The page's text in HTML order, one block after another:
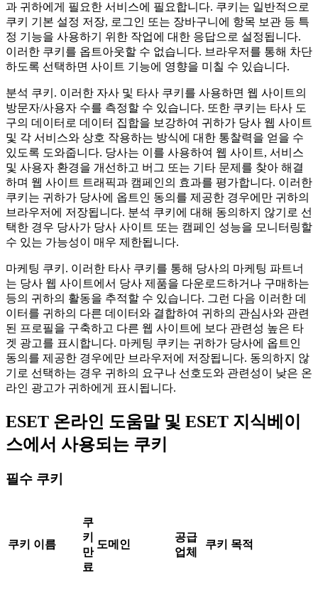
과 귀하에게 필요한 서비스에 필요합니다. 쿠키는 일반적으로
쿠키 기본 설정 저장, 로그인 또는 장바구니에 항목 보관 등 특
정 기능을 사용하기 위한 작업에 대한 응답으로 설정됩니다.
이러한 쿠키를 옵트아웃할 수 없습니다. 브라우저를 통해 차단
하도록 선택하면 사이트 기능에 영향을 미칠 수 있습니다.
분석 쿠키. 이러한 자사 및 타사 쿠키를 사용하면 웹 사이트의
방문자/사용자 수를 측정할 수 있습니다. 또한 쿠키는 타사 도
구의 데이터로 데이터 집합을 보강하여 귀하가 당사 웹 사이트
및 각 서비스와 상호 작용하는 방식에 대한 통찰력을 얻을 수
있도록 도와줍니다. 당사는 이를 사용하여 웹 사이트, 서비스
및 사용자 환경을 개선하고 버그 또는 기타 문제를 찾아 해결
하며 웹 사이트 트래픽과 캠페인의 효과를 평가합니다. 이러한
쿠키는 귀하가 당사에 옵트인 동의를 제공한 경우에만 귀하의
브라우저에 저장됩니다. 분석 쿠키에 대해 동의하지 않기로 선
택한 경우 당사가 당사 사이트 또는 캠페인 성능을 모니터링할
수 있는 가능성이 매우 제한됩니다.
마케팅 쿠키. 이러한 타사 쿠키를 통해 당사의 마케팅 파트너
는 당사 웹 사이트에서 당사 제품을 다운로드하거나 구매하는
등의 귀하의 활동을 추적할 수 있습니다. 그런 다음 이러한 데
이터를 귀하의 다른 데이터와 결합하여 귀하의 관심사와 관련
된 프로필을 구축하고 다른 웹 사이트에 보다 관련성 높은 타
겟 광고를 표시합니다. 마케팅 쿠키는 귀하가 당사에 옵트인
동의를 제공한 경우에만 브라우저에 저장됩니다. 동의하지 않
기로 선택하는 경우 귀하의 요구나 선호도와 관련성이 낮은 온
라인 광고가 귀하에게 표시됩니다.
ESET 온라인 도움말 및 ESET 지식베이
스에서 사용되는 쿠키
필수 쿠키
쿠키 이름
쿠
키
만
료
도메인
공급
업체
쿠키 목적